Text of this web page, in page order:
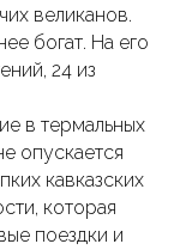
великанов.
богат. На его
24 из
в термальных
опускается
кавказских
которая
поездки и